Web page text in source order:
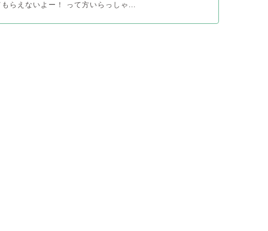
らえないよー！ って方いらっしゃ...